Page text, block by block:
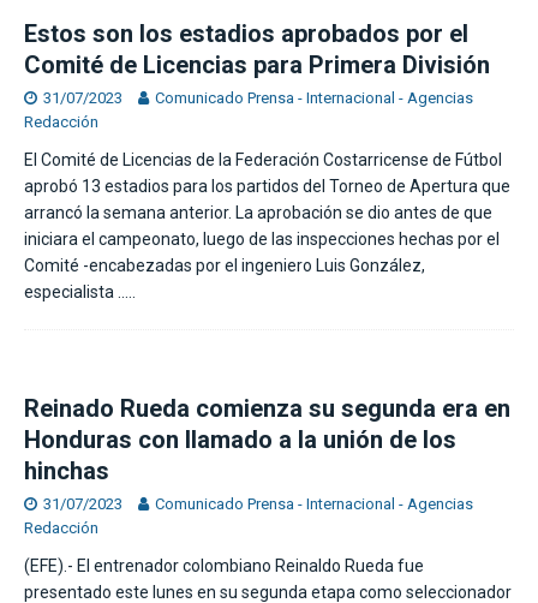
Estos son los estadios aprobados por el
Comité de Licencias para Primera División
31/07/2023
Comunicado Prensa - Internacional - Agencias
Redacción
El Comité de Licencias de la Federación Costarricense de Fútbol
aprobó 13 estadios para los partidos del Torneo de Apertura que
arrancó la semana anterior. La aprobación se dio antes de que
iniciara el campeonato, luego de las inspecciones hechas por el
Comité -encabezadas por el ingeniero Luis González,
especialista
Reinado Rueda comienza su segunda era en
Honduras con llamado a la unión de los
hinchas
31/07/2023
Comunicado Prensa - Internacional - Agencias
Redacción
(EFE).- El entrenador colombiano Reinaldo Rueda fue
presentado este lunes en su segunda etapa como seleccionador